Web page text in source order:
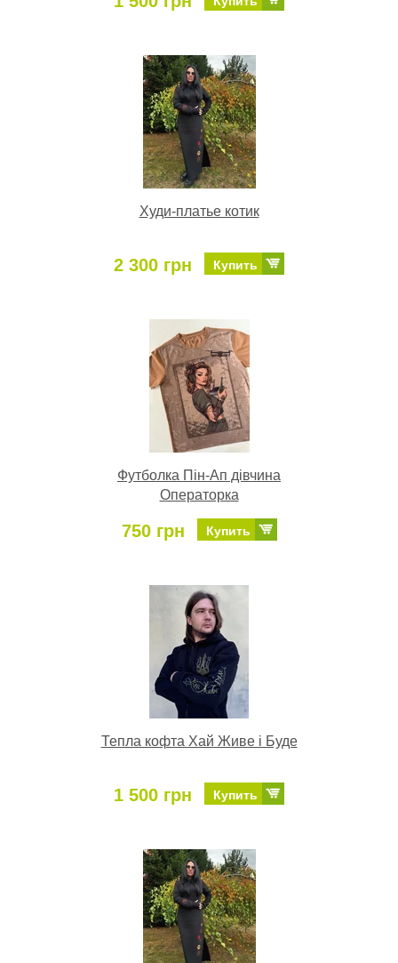
Худи-платье котик
2 300 грн Купить
Футболка Пін-Ап дівчина
Операторка
750 грн Купить
Тепла кофта Хай Живе і Буде
1 500 грн Купить